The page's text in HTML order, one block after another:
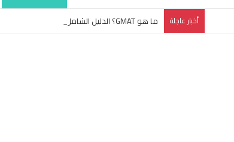
أخبار عاجلة ما هو GMAT؟ الدليل الشامل لاختبار قبول ماجستير إدارة الأعمال